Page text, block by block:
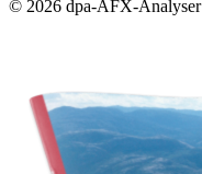
© 2026 dpa-AFX-Analyser